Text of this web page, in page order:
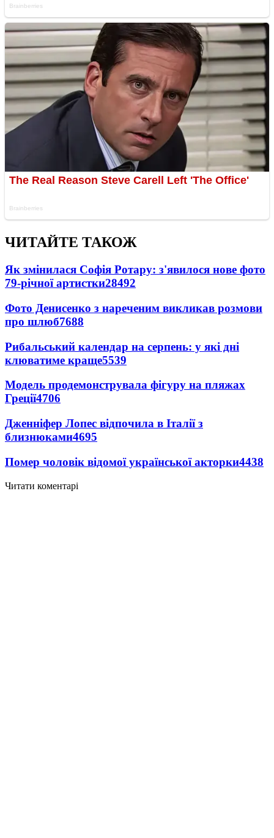
ЧИТАЙТЕ ТАКОЖ
Як змінилася Софія Ротару: з'явилося нове фото
79-річної артистки28492
Фото Денисенко з нареченим викликав розмови
про шлюб7688
Рибальський календар на серпень: у які дні
клюватиме краще5539
Модель продемонструвала фігуру на пляжах
Греції4706
Дженніфер Лопес відпочила в Італії з
близнюками4695
Помер чоловік відомої української акторки4438
Читати коментарі